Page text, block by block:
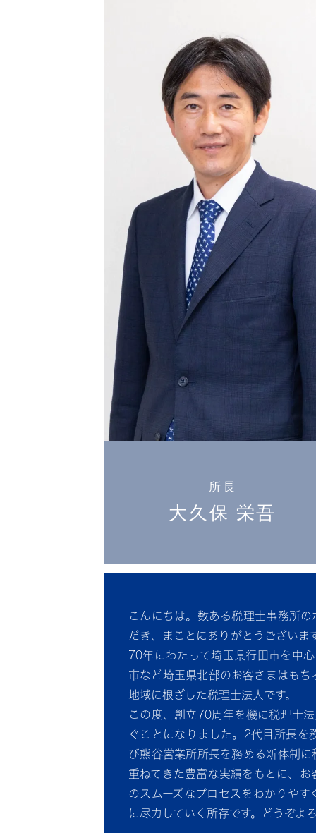
所長
大久保 栄吾
こんにちは。数ある税理士事務所
だき、まことにありがとうござい
70年にわたって埼玉県行田市を中
市など埼玉県北部のお客さまはも
地域に根ざした税理士法人です。
この度、創立70周年を機に税理士
ぐことになりました。2代目所長を
び熊谷営業所所長を務める新体制
重ねてきた豊富な実績をもとに、
のスムーズなプロセスをわかりや
に尽力していく所存です。どうぞよ